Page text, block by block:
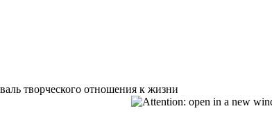
творческого отношения к жизни